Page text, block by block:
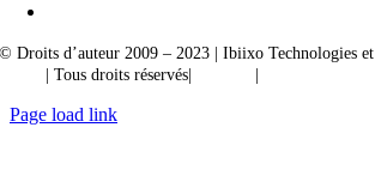
© Droits d’auteur 2009 – 2023 | Ibiixo Technologies et
| Tous droits réservés| |
Page load link